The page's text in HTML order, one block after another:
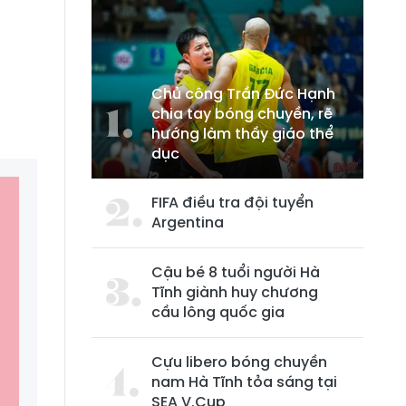
Chủ công Trần Đức Hạnh
chia tay bóng chuyền, rẽ
hướng làm thầy giáo thể
dục
FIFA điều tra đội tuyển
Argentina
Cậu bé 8 tuổi người Hà
Tĩnh giành huy chương
cầu lông quốc gia
Cựu libero bóng chuyền
nam Hà Tĩnh tỏa sáng tại